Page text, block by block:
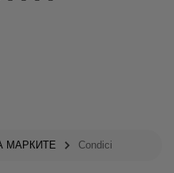
МАРКИТЕ Condici